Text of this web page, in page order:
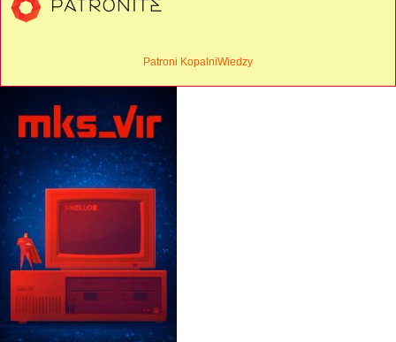
Patroni KopalniWiedzy